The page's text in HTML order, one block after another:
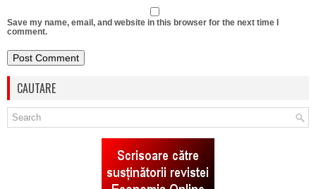
Save my name, email, and website in this browser for the next time I
comment.
CAUTARE